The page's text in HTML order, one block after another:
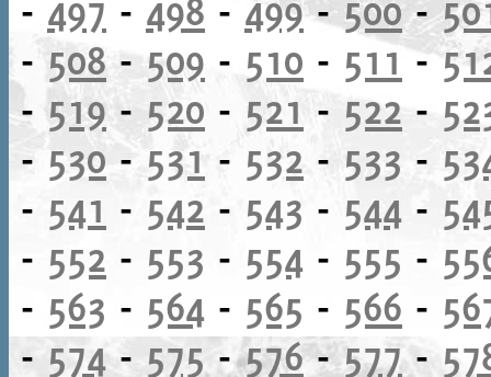
- 497 - 498 -499- 500-
- 508- 509 - 510 - 511-
-519- 520 - 521 - 522 -
- 530- 531 - 532 - 533 -
- 541 - 542 - 543 - 544 -
- 552 - 553 - 554 - 555 -
- 563 - 564 - 565 - 566 -
- 574 - 575-576-577-